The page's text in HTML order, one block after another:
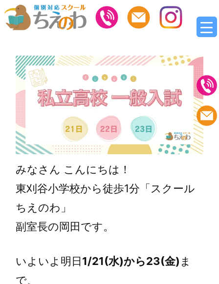
みなさん こんにちは！
東刈谷小学校から徒歩1分「スクール
ちえのわ」
副室長の岡田です。
いよいよ明日1/21(水)から23(金) ま
で、